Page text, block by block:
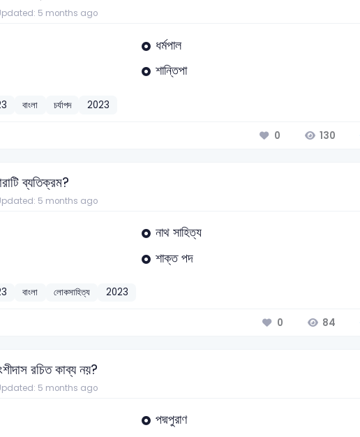
5 months ago
ধর্মপাল
শান্তিপা
বাংলা চর্যাপদ 2023
0 130
ব্যতিক্রম?
5 months ago
নাথ সাহিত্য
শাক্ত পদ
বাংলা লোকসাহিত্য 2023
0 84
রচিত কাব্য নয়?
5 months ago
পদ্মপুরাণ